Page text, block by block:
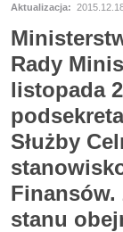
Aktualizacja:
Rady
listopada
Służby
Finansów.
stanu